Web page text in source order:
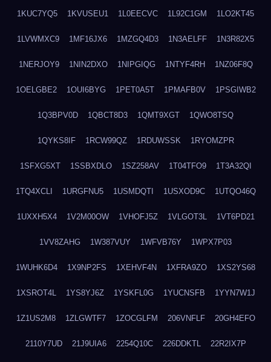
1KUC7YQ5 1KVUSEU1 1L0EECVC 1L92C1GM 1LO2KT45
1LVWMXC9 1MF16JX6 1MZGQ4D3 1N3AELFF 1N3R82X5
1NERJOY9 1NIN2DXO 1NIPGIQG 1NTYF4RH 1NZ06F8Q
1OELGBE2 1OUI6BYG 1PET0A5T 1PMAFB0V 1PSGIWB2
1Q3BPV0D 1QBCT8D3 1QMT9XGT 1QWO8TSQ
1QYKS8IF 1RCW99QZ 1RDUWSSK 1RYOMZPR
1SFXG5XT 1SSBXDLO 1SZ258AV 1T04TFO9 1T3A32QI
1TQ4XCLI 1URGFNU5 1USMDQTI 1USXOD9C 1UTQO46Q
1UXXH5X4 1V2M00OW 1VHOFJ5Z 1VLGOT3L 1VT6PD21
1VV8ZAHG 1W387VUY 1WFVB76Y 1WPX7P03
1WUHK6D4 1X9NP2FS 1XEHVF4N 1XFRA9ZO 1XS2YS68
1XSROT4L 1YS8YJ6Z 1YSKFL0G 1YUCNSFB 1YYN7W1J
1Z1US2M8 1ZLGWTF7 1ZOCGLFM 206VNFLF 20GH4EFO
2110Y7UD 21J9UIA6 2254Q10C 226DDKTL 22R2IX7P